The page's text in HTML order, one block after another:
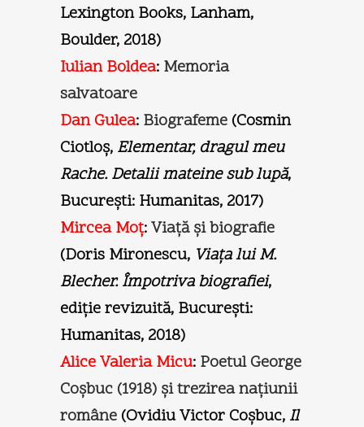
Lexington Books, Lanham,
Boulder, 2018)
Iulian Boldea: Memoria
salvatoare
Dan Gulea: Biografeme(Cosmin
Ciotloş, Elementar, dragul meu
Rache. Detalii mateine sub lupă,
Bucureşti: Humanitas, 2017)
Mircea Moţ:Viaţă şi biografie
(Doris Mironescu, Viaţa lui M.
Blecher. Împotriva biografiei,
ediţie revizuită, Bucureşti:
Humanitas, 2018)
Alice Valeria Micu: Poetul George
Coşbuc (1918) şi trezirea naţiunii
române(Ovidiu Victor Coşbuc, Il